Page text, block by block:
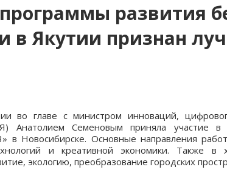
развития
в Якутии признан
во главе с министром инноваций,
Анатолием Семеновым приняла участие в
в Новосибирске. Основные направления
и креативной экономики. Также в
экологию, преобразование городских